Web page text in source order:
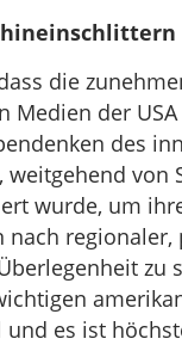
die
Medien der
des
weitgehend von
wurde, um
nach
zu
und es ist